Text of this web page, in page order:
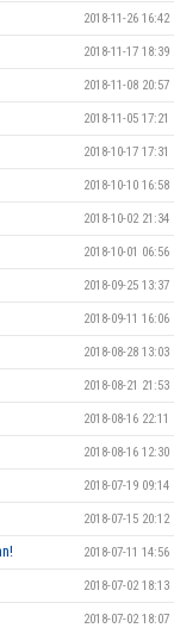
2018-11-26 16:42
2018-11-17 18:39
2018-11-08 20:57
2018-11-05 17:21
2018-10-17 17:31
2018-10-10 16:58
2018-10-02 21:34
2018-10-01 06:56
2018-09-25 13:37
2018-09-11 16:06
2018-08-28 13:03
2018-08-21 21:53
2018-08-16 22:11
2018-08-16 12:30
2018-07-19 09:14
2018-07-15 20:12
2018-07-11 14:56
2018-07-02 18:13
2018-07-02 18:07